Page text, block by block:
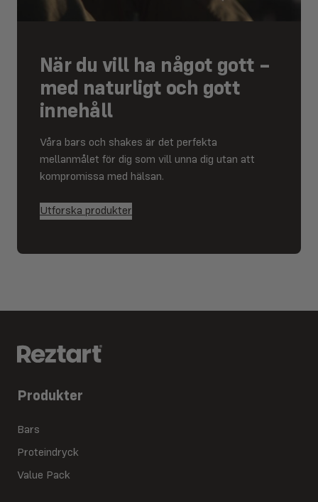
När du vill ha något gott –
med naturligt och gott
innehåll
Våra bars och shakes är det perfekta
mellanmålet för dig som vill unna dig utan att
kompromissa med hälsan.
Utforska produkter
Produkter
Bars
Proteindryck
Value Pack